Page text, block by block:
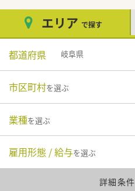
エリア で探す
都道府県 岐阜県
市区町村を選ぶ
業種を選ぶ
雇用形態 / 給与を選ぶ
詳細条